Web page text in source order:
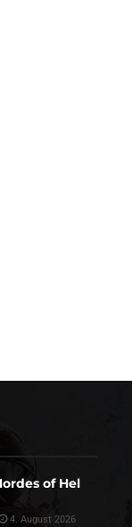
of Hel
4. August 2026